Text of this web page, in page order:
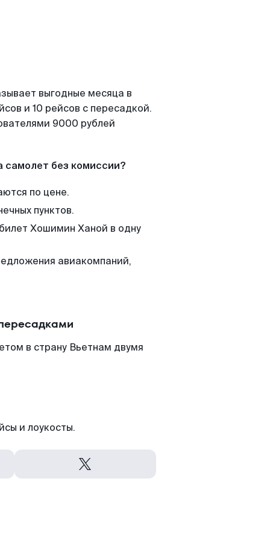
выгодные месяца в
и 10 рейсов с пересадкой.
9000 рублей
самолет без комиссии?
по цене.
пунктов.
Хошимин Ханой в одну
авиакомпаний,
в страну Вьетнам двумя
и лоукосты.